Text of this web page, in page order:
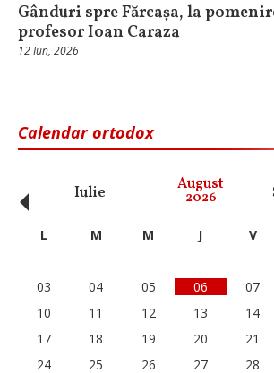
Gânduri spre Fărcașa, la
profesor Ioan Caraza
12 Iun, 2026
Calendar ortodox
Iulie August
2026
‹ L M M J V
03
04 05 06 07
10
11 12 13 14
17
18 19 20 21
24
25 26 27 28